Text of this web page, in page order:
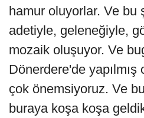
hamur oluyorlar. Ve bu
adetiyle, geleneğiyle,
mozaik oluşuyor. Ve
Dönerdere'de
çok önemsiyoruz. Ve
buraya koşa koşa